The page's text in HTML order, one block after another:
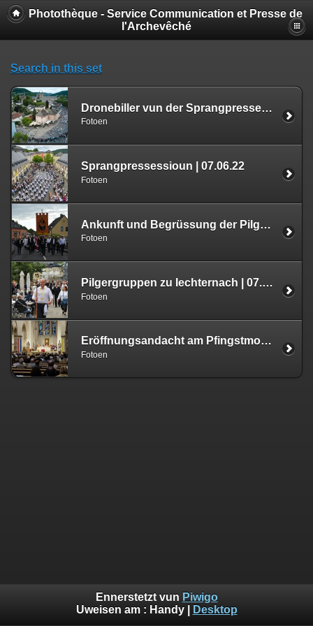
Photothèque - Service Communication et Presse de
l'Archevêché
Search in this set
Dronebiller vun der Sprangpressessioun
Fotoen
Sprangpressessioun | 07.06.22
Fotoen
Ankunft und Begrüssung der Pilger aus Waxweiler | 07.06.22
Fotoen
Pilgergruppen zu Iechternach | 07.06.22
Fotoen
Eröffnungsandacht am Pfingstmontag | 06.06.22
Fotoen
Ennerstetzt vun Piwigo
Uweisen am : Handy| Desktop